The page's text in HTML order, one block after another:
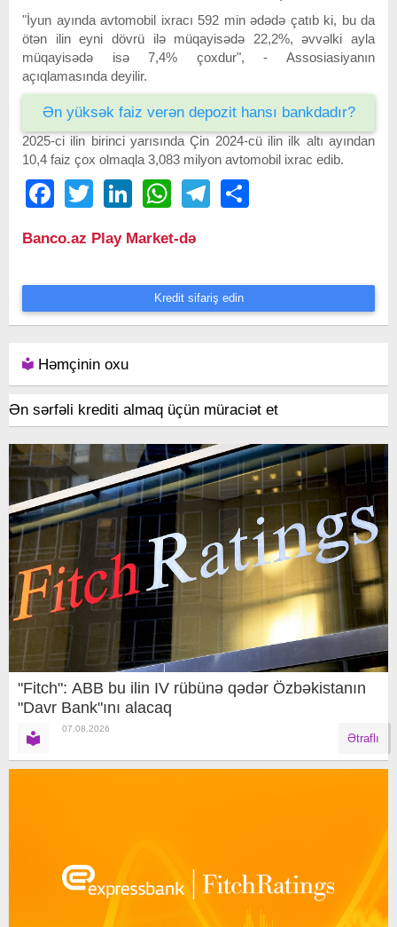
"İyun ayında avtomobil ixracı 592 min ədədə çatıb ki, bu da
ötən ilin eyni dövrü ilə müqayisədə 22,2%, əvvəlki ayla
müqayisədə isə 7,4% çoxdur", - Assosiasiyanın
açıqlamasında deyilir.
Ən yüksək faiz verən depozit hansı bankdadır?
2025-ci ilin birinci yarısında Çin 2024-cü ilin ilk altı ayından
10,4 faiz çox olmaqla 3,083 milyon avtomobil ixrac edib.
FacebookTwitter LinkedIn WhatsAppTelegram
Banco.az Play Market-də
Kredit sifariş edin
Həmçinin oxu
Ən sərfəli krediti almaq üçün müraciət et
"Fitch": ABB bu ilin IV rübünə qədər Özbəkistanın
"Davr Bank"ını alacaq
07.08.2026
Ətraflı